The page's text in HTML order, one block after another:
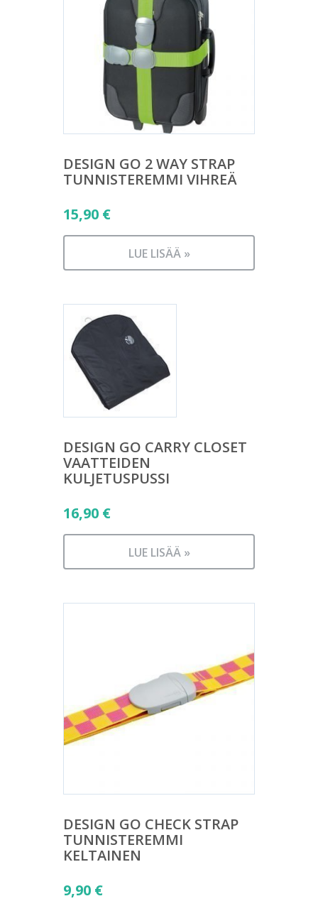
DESIGN GO 2 WAY STRAP
TUNNISTEREMMI VIHREÄ
15,90 €
LUE LISÄÄ »
DESIGN GO CARRY CLOSET
VAATTEIDEN
KULJETUSPUSSI
16,90 €
LUE LISÄÄ »
DESIGN GO CHECK STRAP
TUNNISTEREMMI
KELTAINEN
9,90 €